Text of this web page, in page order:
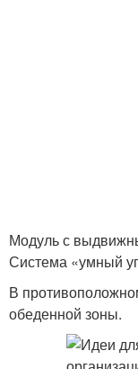
Модуль с
Система «умный
В
обеденной зоны.